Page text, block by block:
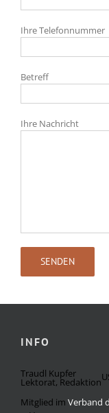
Ihre Telefonnummer
Betreff
Ihre Nachricht
INFO
Traudl Kupfer
Lektorat, Redaktion
Mitglied im Verband